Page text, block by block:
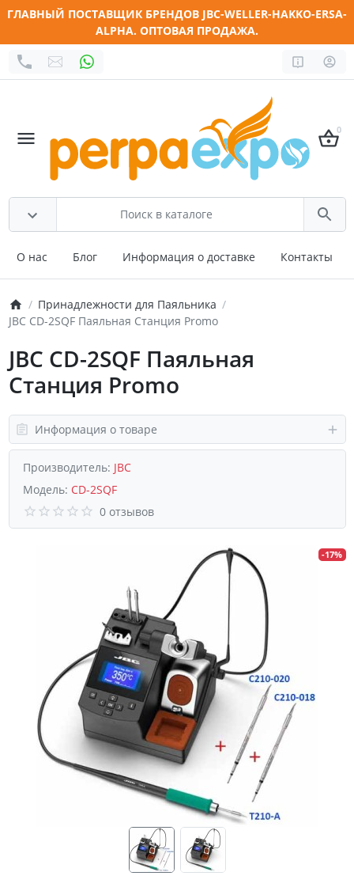
ГЛАВНЫЙ ПОСТАВЩИК БРЕНДОВ JBC-WELLER-HAKKO-ERSA-
ALPHA. ОПТОВАЯ ПРОДАЖА.
0
О нас Блог Информация о доставке Контакты
Принадлежности для Паяльника
JBC CD-2SQF Паяльная Станция Promo
JBC CD-2SQF Паяльная
Станция Promo
Информация о товаре
Производитель: JBC
Модель: CD-2SQF
0 отзывов
-17%